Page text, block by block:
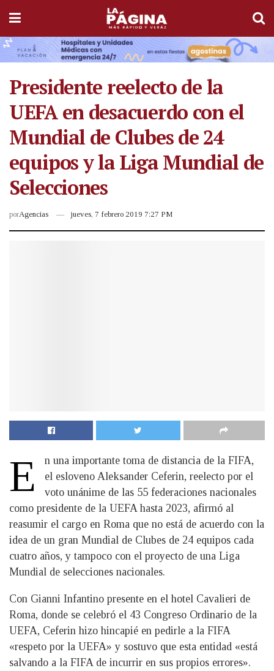
Presidente reelecto de la
UEFA en desacuerdo con el
Mundial de Clubes de 24
equipos y la Liga Mundial de
Selecciones
porAgencias jueves, 7 febrero 2019 7:27 PM
E
n una importante toma de distancia de la FIFA,
el esloveno Aleksander Ceferin, reelecto por el
voto unánime de las 55 federaciones nacionales
como presidente de la UEFA hasta 2023, afirmó al
reasumir el cargo en Roma que no está de acuerdo con la
idea de un gran Mundial de Clubes de 24 equipos cada
cuatro años, y tampoco con el proyecto de una Liga
Mundial de selecciones nacionales.
Con Gianni Infantino presente en el hotel Cavalieri de
Roma, donde se celebró el 43 Congreso Ordinario de la
UEFA, Ceferin hizo hincapié en pedirle a la FIFA
«respeto por la UEFA» y sostuvo que esta entidad «está
salvando a la FIFA de incurrir en sus propios errores».